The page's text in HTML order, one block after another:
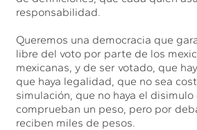
responsabilidad.
Queremos una democracia que
libre del voto por parte de los
mexicanas, y de ser votado, que
que haya legalidad, que no sea
simulación, que no haya el disimulo
comprueban un peso, pero por
reciben miles de pesos.